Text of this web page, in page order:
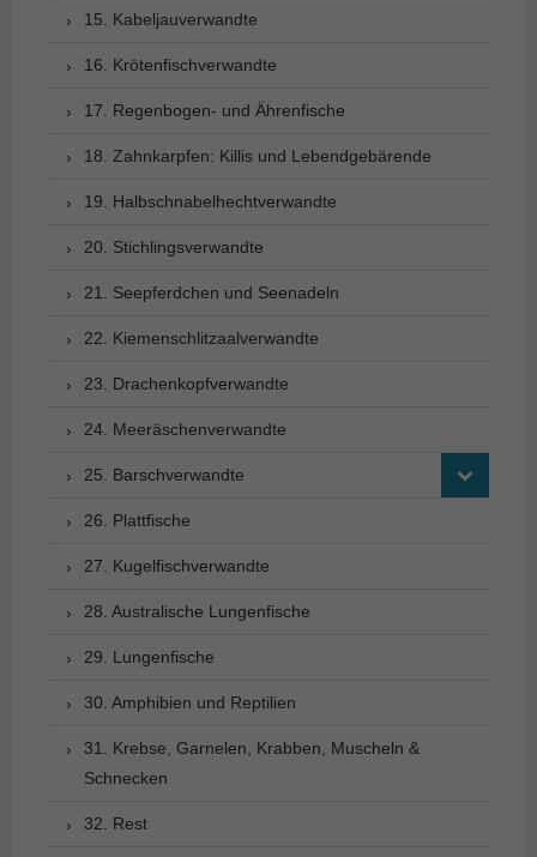
15. Kabeljauverwandte
16. Krötenfischverwandte
17. Regenbogen- und Ährenfische
18. Zahnkarpfen: Killis und Lebendgebärende
19. Halbschnabelhechtverwandte
20. Stichlingsverwandte
21. Seepferdchen und Seenadeln
22. Kiemenschlitzaalverwandte
23. Drachenkopfverwandte
24. Meeräschenverwandte
25. Barschverwandte
26. Plattfische
27. Kugelfischverwandte
28. Australische Lungenfische
29. Lungenfische
30. Amphibien und Reptilien
31. Krebse, Garnelen, Krabben, Muscheln &
Schnecken
32. Rest